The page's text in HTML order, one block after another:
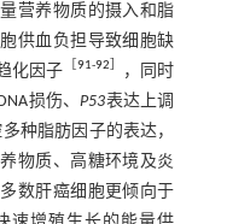
营养物质的摄入和脂
供血负担导致细胞缺
化因子 ［91-92］
，同时
损伤、P53表达上调
种脂肪因子的表达，
物质、高糖环境及炎
数肝癌细胞更倾向于